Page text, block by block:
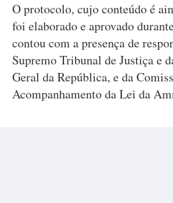
O protocolo, cujo conteúdo é
foi elaborado e aprovado
contou com a presença de
Supremo Tribunal de Justiça e
Geral da República, e da
Acompanhamento da Lei da